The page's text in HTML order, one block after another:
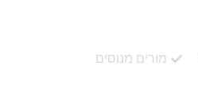
מורים מנוסים